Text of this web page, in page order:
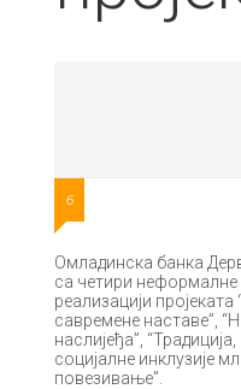
6
Омладинска банка
са четири неформалне
реализацији
савремене наставе”,
наслијеђа”,
социјалне инклузије
повезивање”.